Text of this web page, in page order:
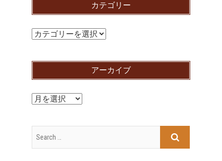
カテゴリー
カ
ゴ
アーカイブ
ア
カ
イ